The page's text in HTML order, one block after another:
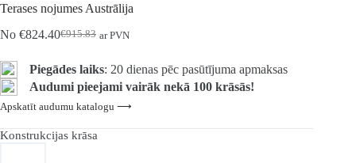
Terases nojumes Austrālija
No
€915.83
Sākotnējā
bija:
€915.83.
€824.40Pašreizējā
ir:
€824.40.
ar PVN
Piegādes laiks: 20 dienas pēc pasūtījuma apmaksas
Audumi pieejami vairāk nekā 100 krāsās!
Apskatīt audumu katalogu ⟶
Konstrukcijas krāsa